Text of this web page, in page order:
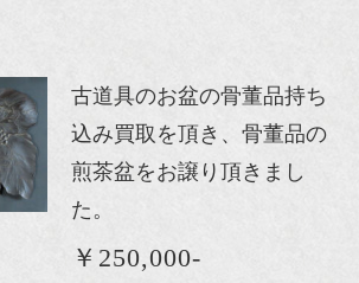
古道具のお盆の骨董品持ち
込み買取を頂き、骨董品の
煎茶盆をお譲り頂きまし
た。
￥250,000-